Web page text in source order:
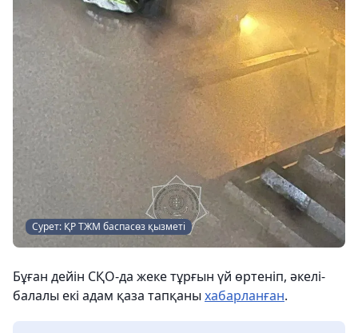
Сурет: ҚР ТЖМ баспасөз қызметі
Бұған дейін СҚО-да жеке тұрғын үй өртеніп, әкелі-
балалы екі адам қаза тапқаны хабарланған.